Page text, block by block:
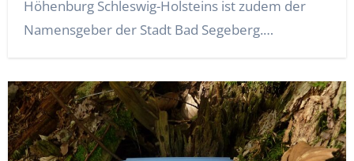
Höhenburg Schleswig-Holsteins ist zudem der
Namensgeber der Stadt Bad Segeberg.…